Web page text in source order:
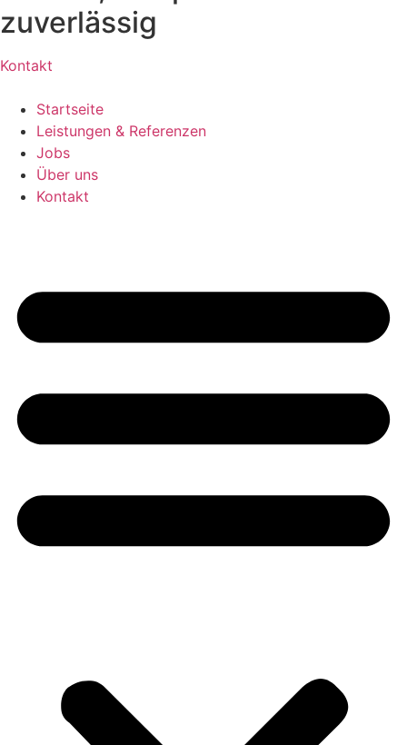
zuverlässig
Kontakt
Startseite
Leistungen & Referenzen
Jobs
Über uns
Kontakt